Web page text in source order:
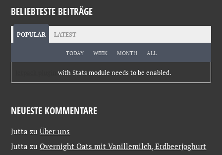
BELIEBTESTE BEITRÄGE
POPULAR LATEST
TODAY WEEK MONTH ALL
with Stats module needs to be enabled.
NEUESTE KOMMENTARE
Jutta zuÜber uns
Jutta zuOvernight Oats mit Vanillemilch, Erdbeerjoghurt